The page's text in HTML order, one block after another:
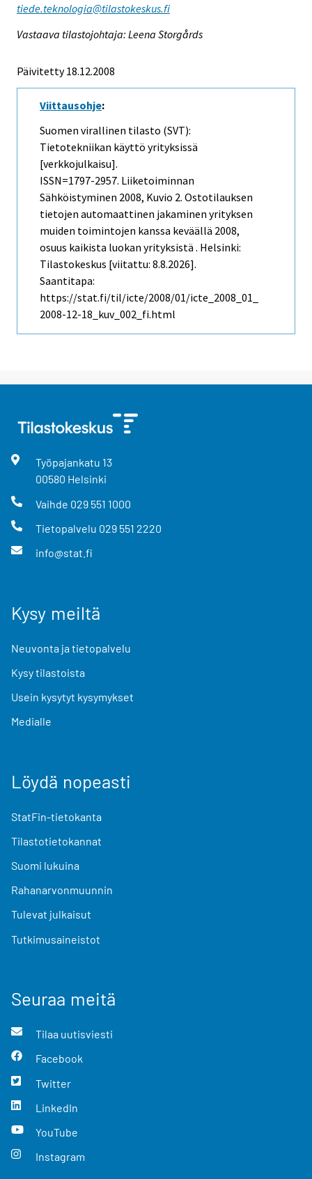
tiede.teknologia@tilastokeskus.fi
Vastaava tilastojohtaja: Leena Storgårds
Päivitetty 18.12.2008
Viittausohje:
Suomen virallinen tilasto (SVT):
Tietotekniikan käyttö yrityksissä
[verkkojulkaisu].
ISSN=1797-2957. Liiketoiminnan
Sähköistyminen 2008, Kuvio 2. Ostotilauksen
tietojen automaattinen jakaminen yrityksen
muiden toimintojen kanssa keväällä 2008,
osuus kaikista luokan yrityksistä . Helsinki:
Tilastokeskus [viitattu: 8.8.2026].
Saantitapa:
https://stat.fi/til/icte/2008/01/icte_2008_01_
2008-12-18_kuv_002_fi.html
Työpajankatu 13
00580 Helsinki
Vaihde 029 551 1000
Tietopalvelu 029 551 2220
info@stat.fi
Kysy meiltä
Neuvonta ja tietopalvelu
Kysy tilastoista
Usein kysytyt kysymykset
Medialle
Löydä nopeasti
StatFin-tietokanta
Tilastotietokannat
Suomi lukuina
Rahanarvonmuunnin
Tulevat julkaisut
Tutkimusaineistot
Seuraa meitä
Tilaa uutisviesti
Facebook
Twitter
LinkedIn
YouTube
Instagram